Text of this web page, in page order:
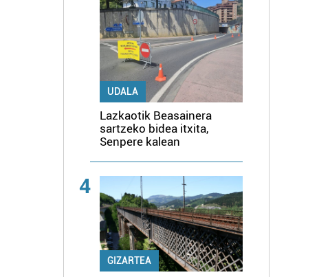
UDALA
Lazkaotik Beasainera
sartzeko bidea itxita,
Senpere kalean
4
GIZARTEA